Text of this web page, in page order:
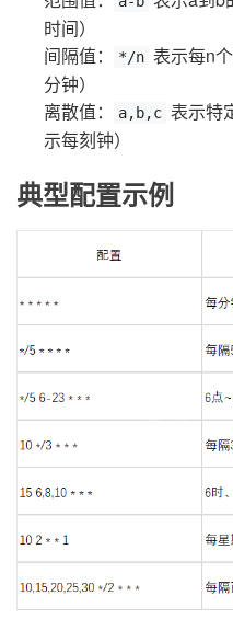
时间）
间隔值：
*/n 表示每n
分钟）
离散值：
a,b,c 表示特
示每刻钟）
典型配置示例